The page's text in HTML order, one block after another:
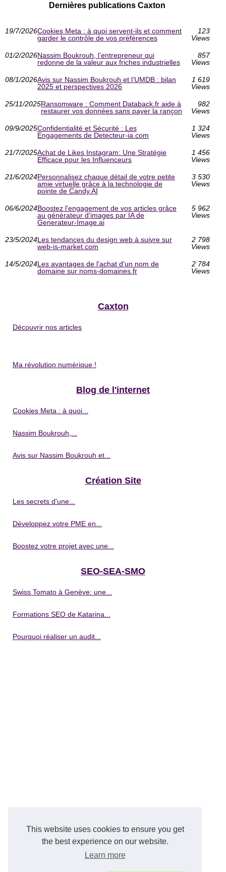
This website uses cookies to ensure you get
the best experience on our website.
Learn more
Dernières publications Caxton
19/7/2026Cookies Meta : à quoi servent-ils et comment
garder le contrôle de vos préférences
123
Views
01/2/2026Nassim Boukrouh, l’entrepreneur qui
redonne de la valeur aux friches industrielles
857
Views
08/1/2026Avis sur Nassim Boukrouh et l’UMDB : bilan
2025 et perspectives 2026
1 619
Views
25/11/2025Ransomware : Comment Databack.fr aide à
restaurer vos données sans payer la rançon
982
Views
09/9/2025Confidentialité et Sécurité : Les
Engagements de Detecteur-ia.com
1 324
Views
21/7/2025Achat de Likes Instagram: Une Stratégie
Efficace pour les Influenceurs
1 456
Views
21/6/2024Personnalisez chaque détail de votre petite
amie virtuelle grâce à la technologie de
pointe de Candy.AI
3 530
Views
06/6/2024Boostez l'engagement de vos articles grâce
au générateur d'images par IA de
Generateur-Image.ai
5 962
Views
23/5/2024Les tendances du design web à suivre sur
web-is-market.com
2 798
Views
14/5/2024Les avantages de l'achat d'un nom de
domaine sur noms-domaines.fr
2 784
Views
Caxton
Découvrir nos articles
Ma révolution numérique !
Blog de l'internet
Cookies Meta : à quoi...
Nassim Boukrouh,...
Avis sur Nassim Boukrouh et...
Création Site
Les secrets d'une...
Développez votre PME en...
Boostez votre projet avec une...
SEO-SEA-SMO
Swiss Tomato à Genève: une...
Formations SEO de Katarina...
Pourquoi réaliser un audit...